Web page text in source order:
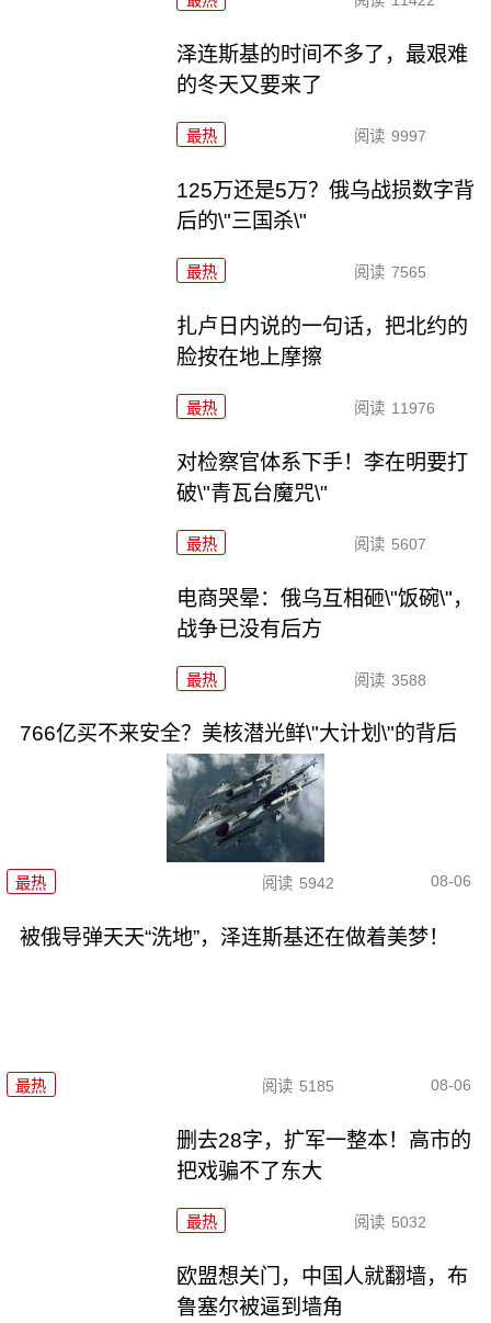
泽连斯基的时间不多了，最艰难
的冬天又要来了
最热 阅读 9997
125万还是5万？俄乌战损数字背
后的\"三国杀\"
最热 阅读 7565
扎卢日内说的一句话，把北约的
脸按在地上摩擦
最热 阅读 11976
对检察官体系下手！李在明要打
破\"青瓦台魔咒\"
最热 阅读 5607
电商哭晕：俄乌互相砸\"饭碗\"，
战争已没有后方
最热 阅读 3588
766亿买不来安全？美核潜光鲜\"大计划\"的背后
最热 阅读 5942 08-06
被俄导弹天天“洗地”，泽连斯基还在做着美梦！
最热 阅读 5185 08-06
删去28字，扩军一整本！高市的
把戏骗不了东大
最热 阅读 5032
欧盟想关门，中国人就翻墙，布
鲁塞尔被逼到墙角